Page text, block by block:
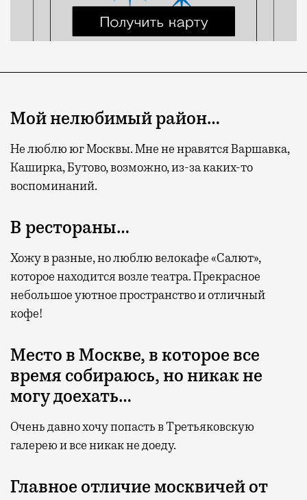
Мой нелюбимый район…
Не люблю юг Москвы. Мне не нравятся Варшавка,
Каширка, Бутово, возможно, из-за каких-то
воспоминаний.
В рестораны…
Хожу в разные, но люблю велокафе «Салют»,
которое находится возле театра. Прекрасное
небольшое уютное пространство и отличный
кофе!
Место в Москве, в которое все
время собираюсь, но никак не
могу доехать…
Очень давно хочу попасть в Третьяковскую
галерею и все никак не доеду.
Главное отличие москвичей от